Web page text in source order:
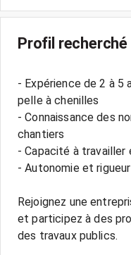
Profil recherché
- Expérience de 2 à 5
pelle à chenilles
- Connaissance des
chantiers
- Capacité à travailler
- Autonomie et
Rejoignez une
et participez à des